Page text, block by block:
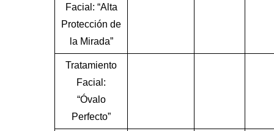
Facial: “Alta
Protección de
la Mirada”
Tratamiento
Facial:
“Óvalo
Perfecto”